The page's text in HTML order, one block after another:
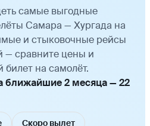
самые выгодные
Самара — Хургада на
и стыковочные рейсы
— сравните цены и
на самолёт.
ближайшие 2 месяца — 22
Скоро вылет